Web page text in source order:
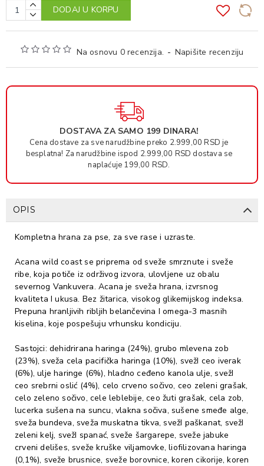
Na osnovu 0 recenzija. - Napišite recenziju
DODAJ U KORPU
DOSTAVA ZA SAMO 199 DINARA!
Cena dostave za sve narudžbine preko 2.999,00 RSD je
besplatna! Za narudžbine ispod 2.999,00 RSD dostava se
naplaćuje 199,00 RSD.
OPIS
Kompletna hrana za pse, za sve rase i uzraste.
Acana wild coast se priprema od sveže smrznute i sveže
ribe, koja potiče iz održivog izvora, ulovljene uz obalu
severnog Vankuvera. Acana je sveža hrana, izvrsnog
kvaliteta I ukusa. Bez žitarica, visokog glikemijskog indeksa.
Prepuna hranljivih ribljih belančevina I omega-3 masnih
kiselina, koje pospešuju vrhunsku kondiciju.
Sastojci: dehidrirana haringa (24%), grubo mlevena zob
(23%), sveža cela pacifička haringa (10%), svežI ceo iverak
(6%), ulje haringe (6%), hladno ceđeno kanola ulje, svežI
ceo srebrni oslić (4%), celo crveno sočivo, ceo zeleni grašak,
celo zeleno sočivo, cele leblebije, ceo žuti grašak, cela zob,
lucerka sušena na suncu, vlakna sočiva, sušene smeđe alge,
sveža bundeva, sveža muskatna tikva, svežI paškanat, svežI
zeleni kelj, svežI spanać, sveže šargarepe, sveže jabuke
crveni delišes, sveže kruške viljamovke, liofilizovana haringa
(0,1%), sveže brusnice, sveže borovnice, koren cikorije, koren